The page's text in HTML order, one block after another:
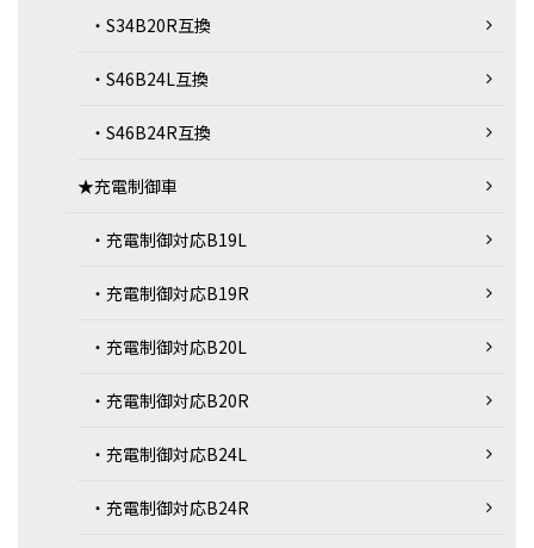
・S34B20R互換
・S46B24L互換
・S46B24R互換
★充電制御車
・充電制御対応B19L
・充電制御対応B19R
・充電制御対応B20L
・充電制御対応B20R
・充電制御対応B24L
・充電制御対応B24R